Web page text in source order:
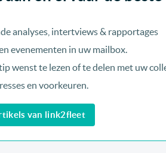
analyses, intertviews & rapportages
evenementen in uw mailbox.
wenst te lezen of te delen met uw
en voorkeuren.
van link2fleet